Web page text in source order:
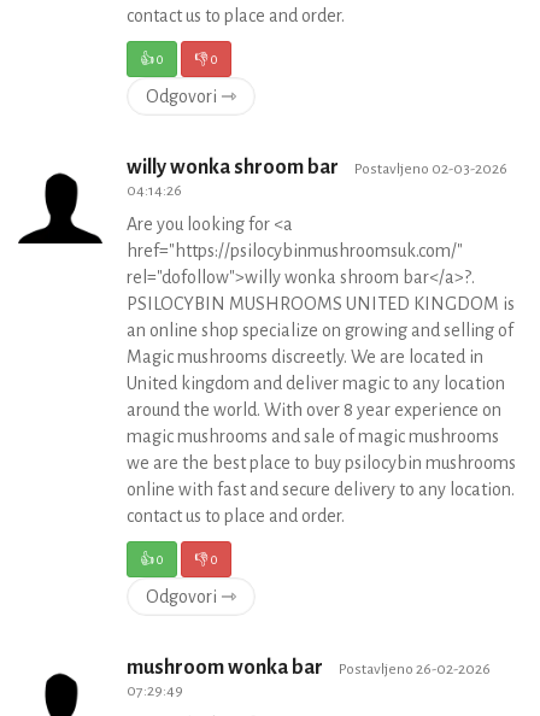
contact us to place and order.
👍0 👎0
Odgovori ⇾
willy wonka shroom bar
Postavljeno 02-03-2026
04:14:26
Are you looking for <a
href="https://psilocybinmushroomsuk.com/"
rel="dofollow">willy wonka shroom bar</a>?.
PSILOCYBIN MUSHROOMS UNITED KINGDOM is
an online shop specialize on growing and selling of
Magic mushrooms discreetly. We are located in
United kingdom and deliver magic to any location
around the world. With over 8 year experience on
magic mushrooms and sale of magic mushrooms
we are the best place to buy psilocybin mushrooms
online with fast and secure delivery to any location.
contact us to place and order.
👍0 👎0
Odgovori ⇾
mushroom wonka bar
Postavljeno 26-02-2026
07:29:49